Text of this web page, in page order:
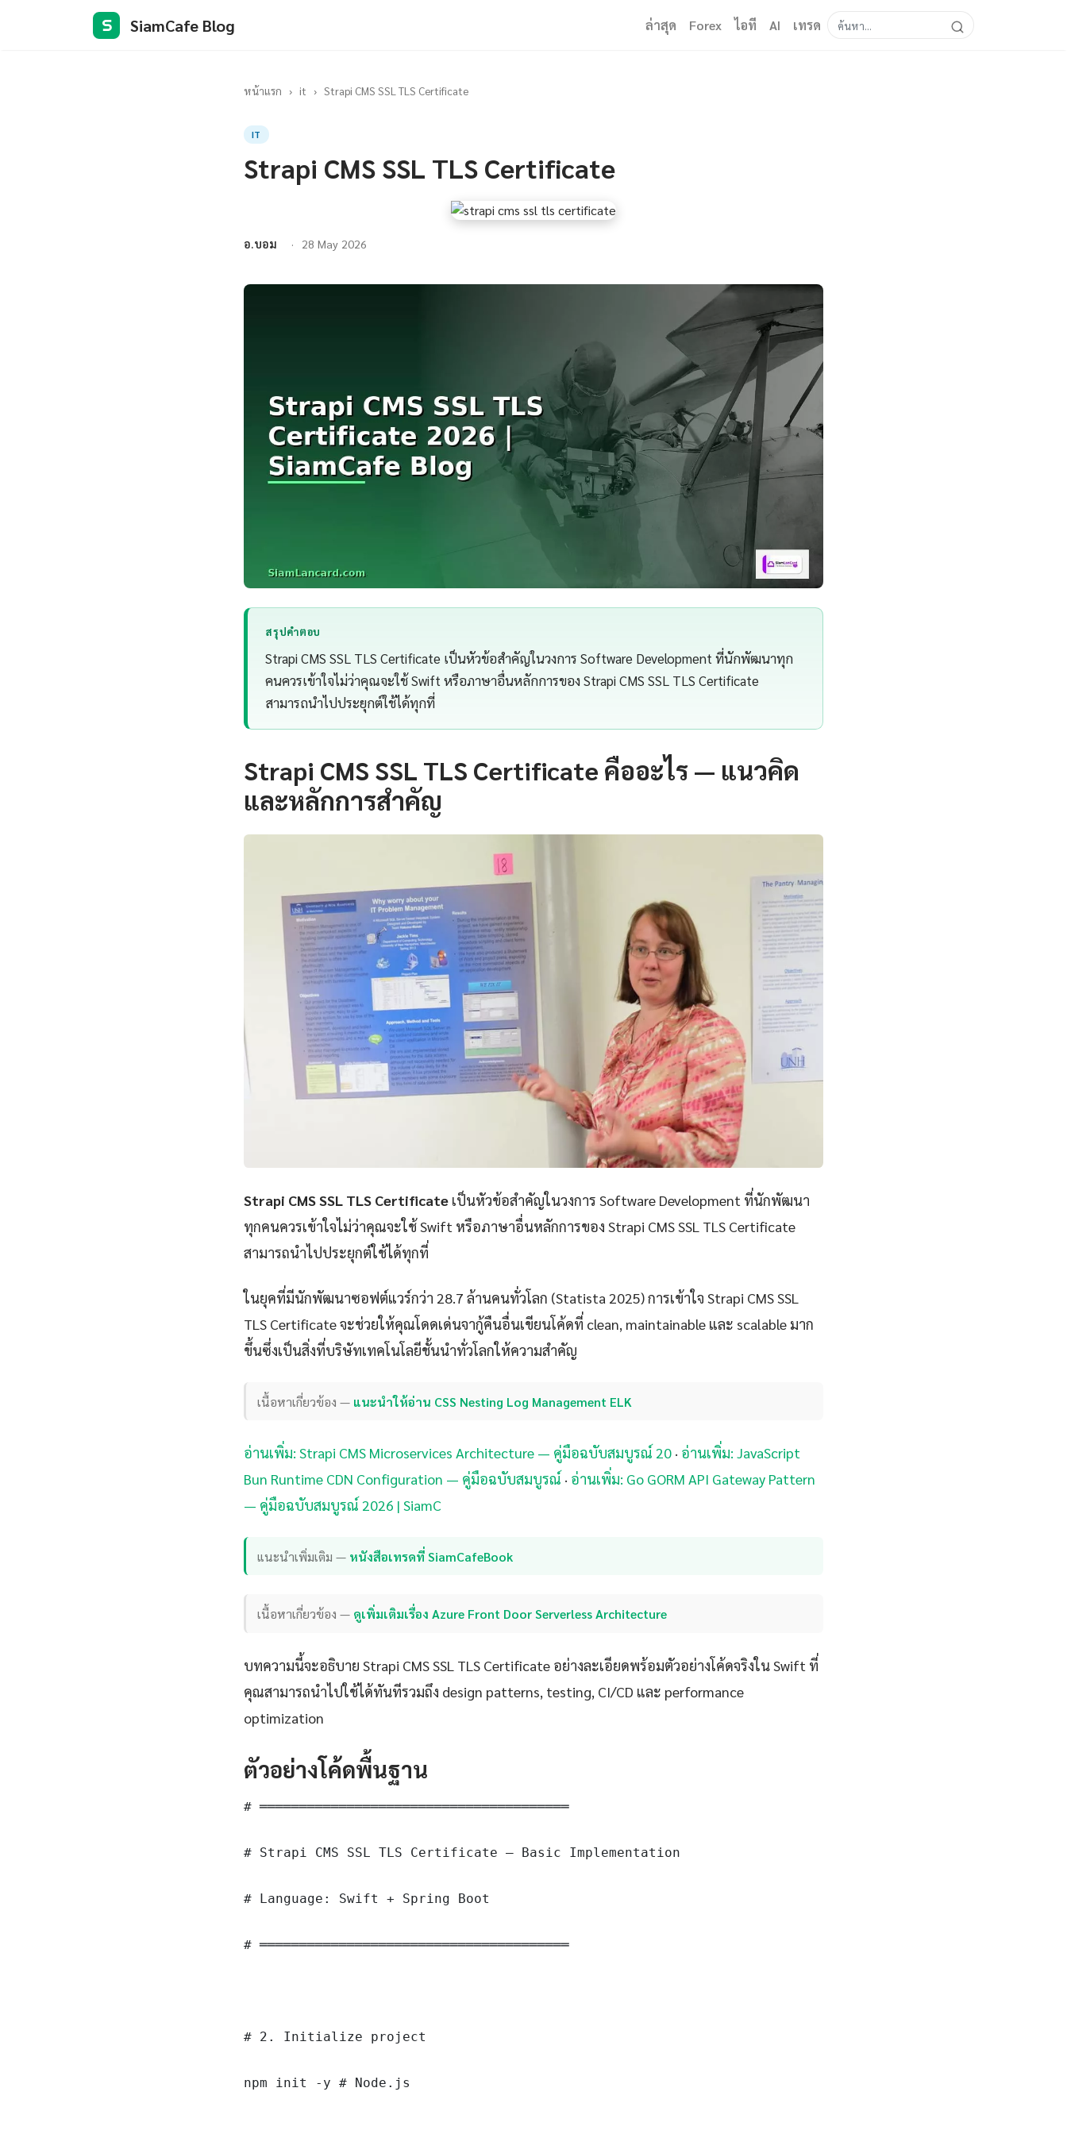
S SiamCafe Blog ล่าสุด Forex ไอที AI เทรด
หน้าแรก › it › Strapi CMS SSL TLS Certificate
IT
Strapi CMS SSL TLS Certificate
อ.บอม 28 May 2026
สรุปคำตอบ
Strapi CMS SSL TLS Certificate เป็นหัวข้อสำคัญในวงการ Software Development ที่นักพัฒนาทุก
คนควรเข้าใจไม่ว่าคุณจะใช้ Swift หรือภาษาอื่นหลักการของ Strapi CMS SSL TLS Certificate
สามารถนำไปประยุกต์ใช้ได้ทุกที่
Strapi CMS SSL TLS Certificate คืออะไร — แนวคิด
และหลักการสำคัญ
Strapi CMS SSL TLS Certificate เป็นหัวข้อสำคัญในวงการ Software Development ที่นักพัฒนา
ทุกคนควรเข้าใจไม่ว่าคุณจะใช้ Swift หรือภาษาอื่นหลักการของ Strapi CMS SSL TLS Certificate
สามารถนำไปประยุกต์ใช้ได้ทุกที่
ในยุคที่มีนักพัฒนาซอฟต์แวร์กว่า 28.7 ล้านคนทั่วโลก (Statista 2025) การเข้าใจ Strapi CMS SSL
TLS Certificate จะช่วยให้คุณโดดเด่นจากู้คืนอื่นเขียนโค้ดที่ clean, maintainable และ scalable มาก
ขึ้นซึ่งเป็นสิ่งที่บริษัทเทคโนโลยีชั้นนำทั่วโลกให้ความสำคัญ
เนื้อหาเกี่ยวข้อง — แนะนำให้อ่าน CSS Nesting Log Management ELK
อ่านเพิ่ม: Strapi CMS Microservices Architecture — คู่มือฉบับสมบูรณ์ 20 · อ่านเพิ่ม: JavaScript
Bun Runtime CDN Configuration — คู่มือฉบับสมบูรณ์ · อ่านเพิ่ม: Go GORM API Gateway Pattern
— คู่มือฉบับสมบูรณ์ 2026 | SiamC
แนะนำเพิ่มเติม — หนังสือเทรดที่ SiamCafeBook
เนื้อหาเกี่ยวข้อง — ดูเพิ่มเติมเรื่อง Azure Front Door Serverless Architecture
บทความนี้จะอธิบาย Strapi CMS SSL TLS Certificate อย่างละเอียดพร้อมตัวอย่างโค้ดจริงใน Swift ที่
คุณสามารถนำไปใช้ได้ทันทีรวมถึง design patterns, testing, CI/CD และ performance
optimization
ตัวอย่างโค้ดพื้นฐาน
# ═══════════════════════════════════════
# Strapi CMS SSL TLS Certificate — Basic Implementation
# Language: Swift + Spring Boot
# ═══════════════════════════════════════
# 2. Initialize project
npm init -y # Node.js